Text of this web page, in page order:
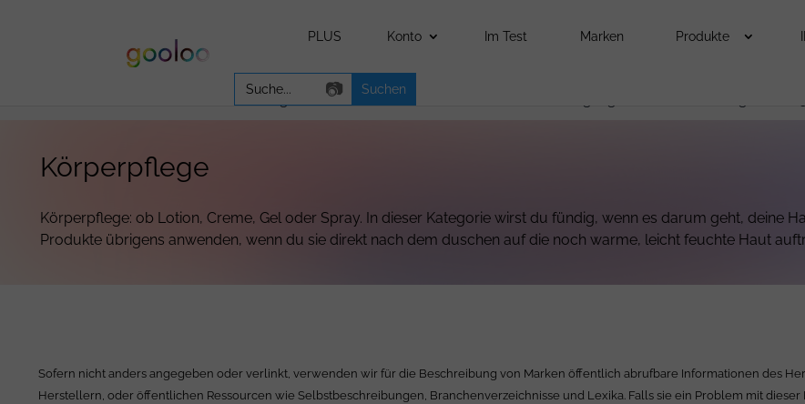
PLUS Konto Im Test Marken Produkte
Search
for:
📷
Aufgrund einer unterbrochenen Warmwasserversorgung keine neuen Beiträge in KW
Körperpflege
Körperpflege: ob Lotion, Creme, Gel oder Spray. In dieser Kategorie wirst du fündig, wenn es darum geht, deine
Produkte übrigens anwenden, wenn du sie direkt nach dem duschen auf die noch warme, leicht feuchte Haut
Sofern nicht anders angegeben oder verlinkt, verwenden wir für die Beschreibung von Marken öffentlich abrufbare Informationen des
Herstellern, oder öffentlichen Ressourcen wie Selbstbeschreibungen, Branchenverzeichnisse und Lexika. Falls sie ein Problem mit